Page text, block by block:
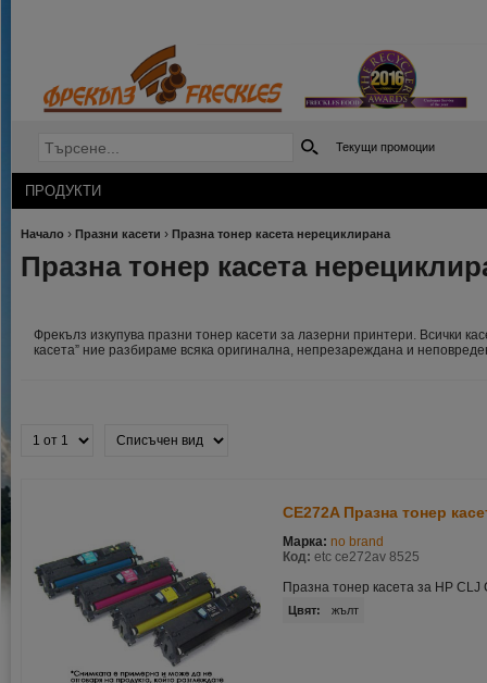
Текущи промоции
ПРОДУКТИ
Начало › Празни касети › Празна тонер касета нерециклирана
Празна тонер касета
Фрекълз изкупува празни тонер касети за лазерни принтери. Всички
касета” ние разбираме всяка оригинална, непрезареждана и
CE272A Празна тонер
Марка: no brand
Код: etc ce272av 8525
Празна тонер касета за HP
Цвят: жълт